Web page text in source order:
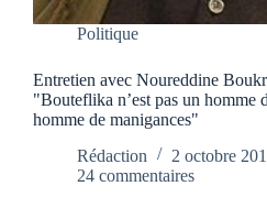
Politique
Entretien avec Noureddine
"Bouteflika n’est pas un homme
homme de manigances"
Rédaction
2 octobre
24 commentaires